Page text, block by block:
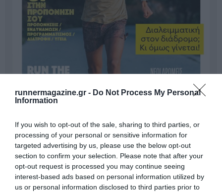
runnermagazine.gr - Do Not Process My Personal
Information
If you wish to opt-out of the sale, sharing to third parties, or
processing of your personal or sensitive information for
targeted advertising by us, please use the below opt-out
section to confirm your selection. Please note that after your
opt-out request is processed you may continue seeing
interest-based ads based on personal information utilized by
us or personal information disclosed to third parties prior to
Γίνε Συνδρομητής